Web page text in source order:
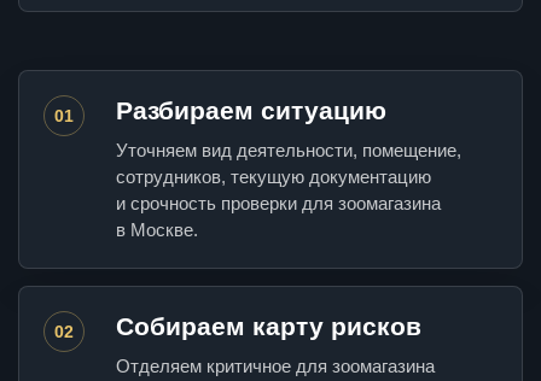
01 Разбираем ситуацию
Уточняем вид деятельности, помещение,
сотрудников, текущую документацию
и срочность проверки для зоомагазина
в Москве.
02 Собираем карту рисков
Отделяем критичное для зоомагазина